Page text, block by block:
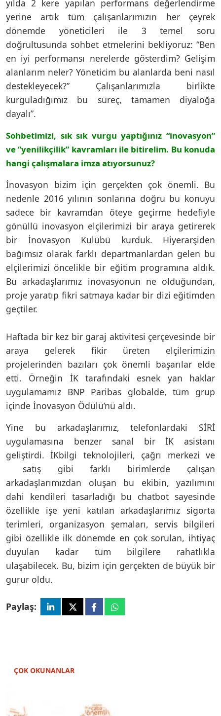
yılda 2 kere yapılan performans değerlendirme
yerine artık tüm çalışanlarımızın her çeyrek
dönemde yöneticileri ile 3 temel soru
doğrultusunda sohbet etmelerini bekliyoruz: “Ben
en iyi performansı nerelerde gösterdim? Gelişim
alanlarım neler? Yöneticim bu alanlarda beni nasıl
destekleyecek?” Çalışanlarımızla birlikte
kurguladığımız bu süreç, tamamen diyaloğa
dayalı”.
Sohbetimizi, sık sık vurgu yaptığınız “inovasyon”
ve “yenilikçilik” kavramları ile bitirelim. Bu konuda
hangi çalışmalara imza atıyorsunuz?
İnovasyon bizim için gerçekten çok önemli. Bu
nedenle 2016 yılının sonlarına doğru bu konuyu
sadece bir kavramdan öteye geçirme hedefiyle
gönüllü inovasyon elçilerimizi bir araya getirerek
bir İnovasyon Kulübü kurduk. Hiyerarşiden
bağımsız olarak farklı departmanlardan gelen bu
elçilerimizi öncelikle bir eğitim programına aldık.
Bu arkadaşlarımız inovasyonun ne olduğundan,
proje yaratıp fikri satmaya kadar bir dizi eğitimden
geçtiler.
Haftada bir kez bir garaj aktivitesi çerçevesinde bir
araya gelerek fikir üreten elçilerimizin
projelerinden bazıları çok önemli başarılar elde
etti. Örneğin İK tarafındaki esnek yan haklar
uygulamamız BNP Paribas globalde, tüm grup
içinde İnovasyon Ödülü’nü aldı.
Yine bu arkadaşlarımız, telefonlardaki SİRİ
uygulamasına benzer sanal bir İK asistanı
geliştirdi. İKbilgi teknolojileri, çağrı merkezi ve
satış gibi farklı birimlerde çalışan
arkadaşlarımızdan oluşan bu ekibin, yazılımını
dahi kendileri tasarladığı bu chatbot sayesinde
özellikle işe yeni katılan arkadaşlarımız sigorta
terimleri, organizasyon şemaları, servis bilgileri
gibi özellikle ilk dönemde en çok sorulan, ihtiyaç
duyulan kadar tüm bilgilere rahatlıkla
ulaşabilecek. Bu, bizim için gerçekten de büyük bir
gurur oldu.
Paylaş:
ÇOK OKUNANLAR